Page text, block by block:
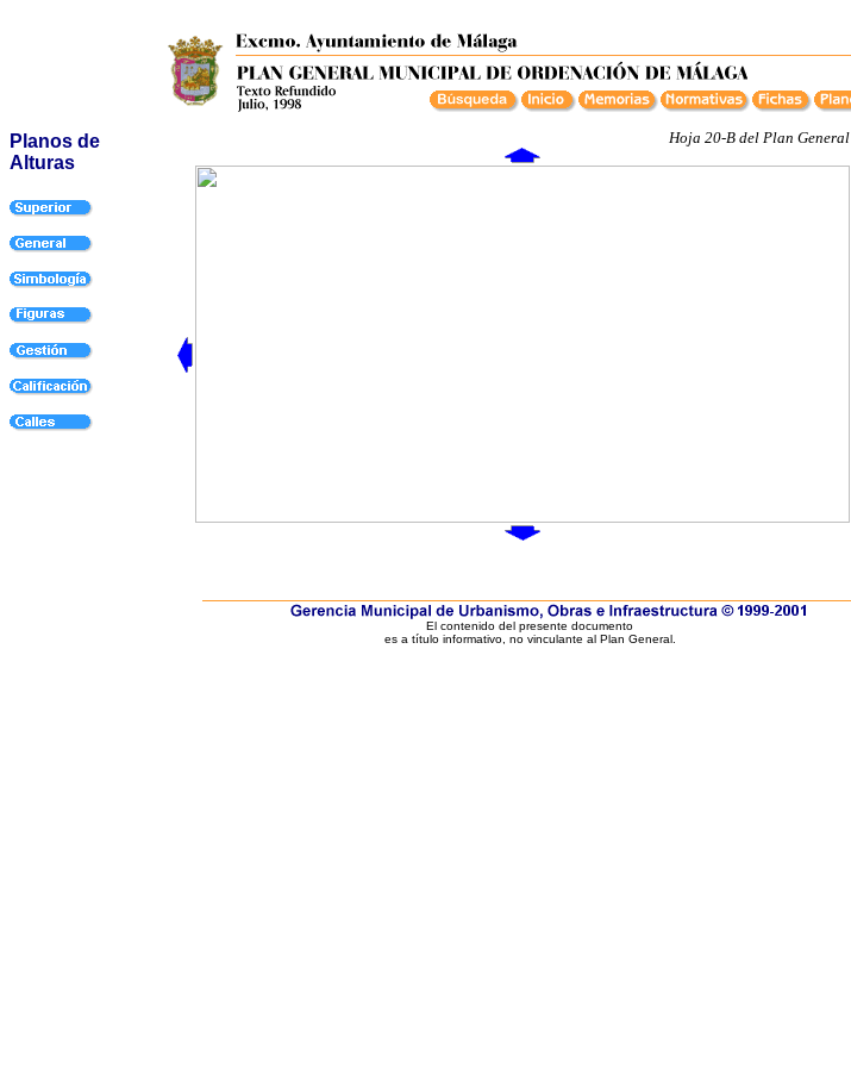
Hoja 20-B del Plan General
Planos de
Alturas
El contenido del presente documento
es a título informativo, no vinculante al Plan General.